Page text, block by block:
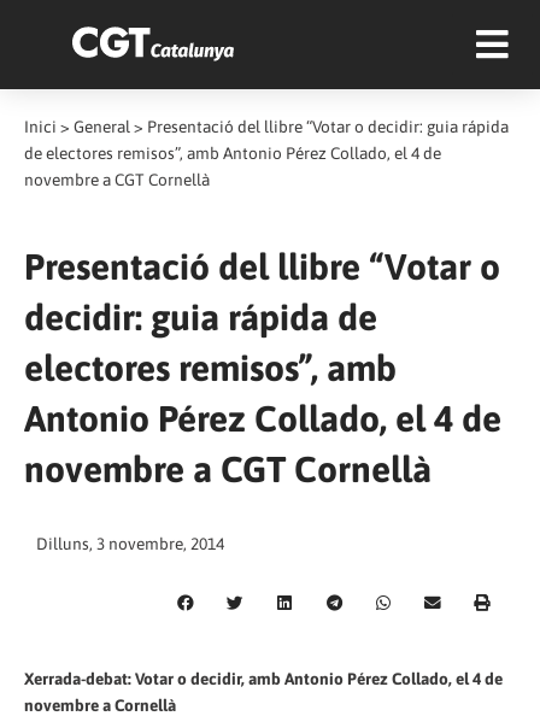
Inici > General > Presentació del llibre “Votar o decidir: guia rápida
de electores remisos”, amb Antonio Pérez Collado, el 4 de
novembre a CGT Cornellà
Presentació del llibre “Votar o
decidir: guia rápida de
electores remisos”, amb
Antonio Pérez Collado, el 4 de
novembre a CGT Cornellà
Dilluns, 3 novembre, 2014
Xerrada-debat: Votar o decidir, amb Antonio Pérez Collado, el 4 de
novembre a Cornellà